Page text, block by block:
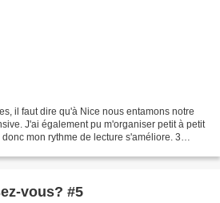
il faut dire qu'à Nice nous entamons notre
J'ai également pu m'organiser petit à petit
mon rythme de lecture s'améliore. 3
vous? #5